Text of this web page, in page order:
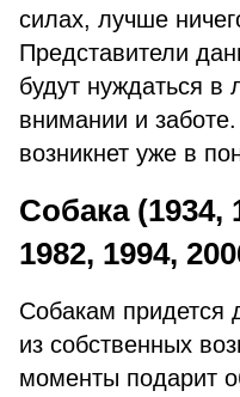
силах, лучше
Представители
будут нуждаться
внимании и
возникнет уже в
Собака (1934,
1982, 1994,
Собакам придется
из собственных
моменты подарит